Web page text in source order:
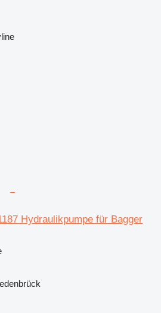
Hydraulikpumpe für Bagger